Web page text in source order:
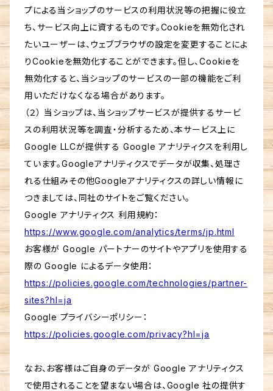
プによる当ショップのサービスの利用状況等の把握に役立
ち、サービス向上に資するものです。Cookieを無効化され
たいユーザーは、ウェブブラウザの設定を変更することによ
りCookieを無効化することができます。但し、Cookieを
無効化すると、当ショップのサービスの一部の機能をご利
用いただけなくなる場合があります。
（２） 当ショップは、当ショップサービスが提供するサービ
スの利用状況等を調査・分析するため、本サービス上に
Google LLCが提供する Google アナリティクスを利用し
ています。Googleアナリティクスでデータが収集、処理さ
れる仕組みその他Googleアナリティクスの詳しい情報に
つきましては、同社のサイトをご覧ください。
Google アナリティクス 利用規約：
https://www.google.com/analytics/terms/jp.html
お客様が Google パートナーのサイトやアプリを使用する
際の Google によるデータ使用：
https://policies.google.com/technologies/partner-
sites?hl=ja
Google プライバシーポリシー：
https://policies.google.com/privacy?hl=ja
なお、お客様はご自身のデータが Google アナリティクス
で使用されることを望まない場合は、Google 社の提供す